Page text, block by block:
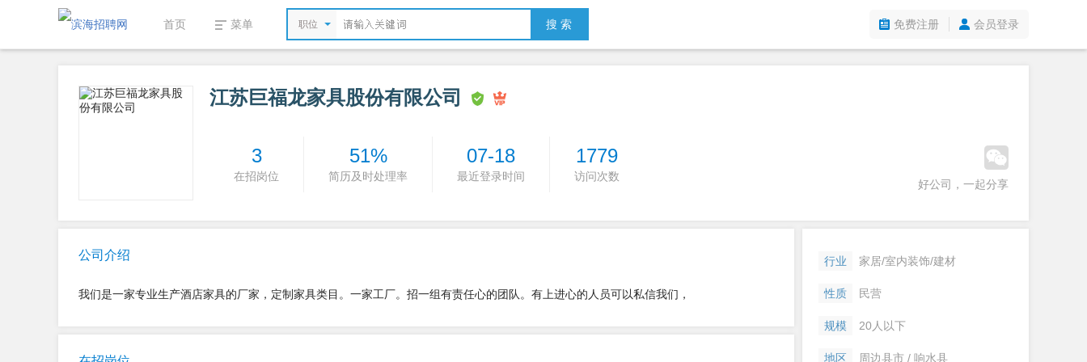
首页 菜单 职位 搜 索 免费注册 会员登录
江苏巨福龙家具股份有限公司
3
在招岗位
51%
简历及时处理率
07-18
最近登录时间
1779
访问次数
好公司，一起分享
公司介绍
我们是一家专业生产酒店家具的厂家，定制家具类目。一家工厂。招一组有责任心的团队。有上进心的人员可以私信我们，
行业 家居/室内装饰/建材
性质 民营
规模 20人以下
地区 周边县市 / 响水县